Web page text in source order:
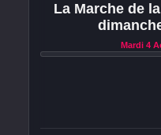
La Marche de
Mardi 4